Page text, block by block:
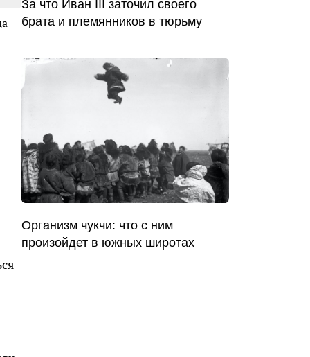
За что Иван III заточил своего
брата и племянников в тюрьму
Организм чукчи: что с ним
произойдет в южных широтах